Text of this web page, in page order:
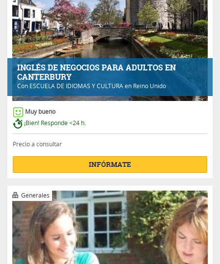
INGLÉS DE NEGOCIOS PARA ADULTOS EN
CANTERBURY
Con ESCUELA DE IDIOMAS Y CULTURA en Reino Unido
Muy bueno
¡Bien! Responde <24 h.
Precio a consultar
INFÓRMATE
Generales